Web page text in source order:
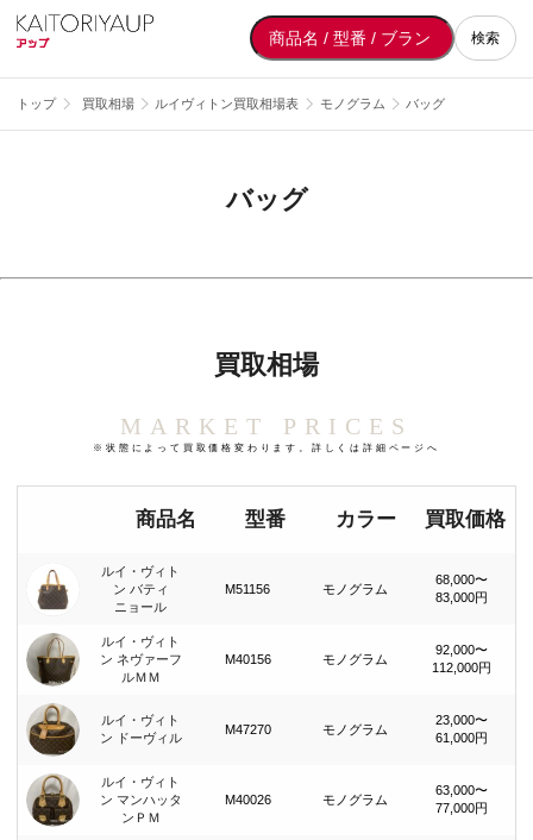
検索
トップ 買取相場 ルイヴィトン買取相場表 モノグラム バッグ
バッグ
買取相場
MARKET PRICES
※状態によって買取価格変わります。詳しくは詳細ページへ
商品名 型番 カラー 買取価格
ルイ・ヴィト
ン バティ
ニョール
M51156 モノグラム
68,000〜
83,000円
ルイ・ヴィト
ン ネヴァーフ
ルＭＭ
M40156 モノグラム
92,000〜
112,000円
ルイ・ヴィト
ン ドーヴィル
M47270 モノグラム
23,000〜
61,000円
ルイ・ヴィト
ン マンハッタ
ンＰＭ
M40026 モノグラム
63,000〜
77,000円